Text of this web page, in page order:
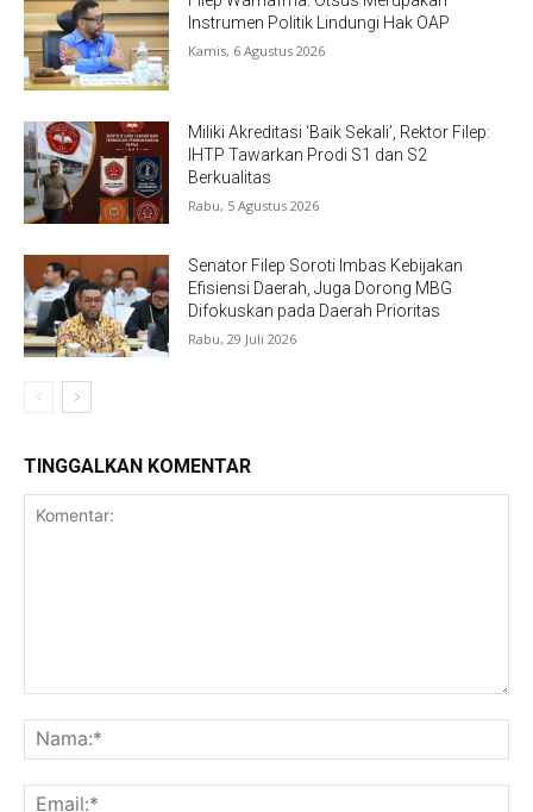
Instrumen Politik Lindungi Hak OAP
Kamis, 6 Agustus 2026
Miliki Akreditasi ‘Baik Sekali’, Rektor Filep:
IHTP Tawarkan Prodi S1 dan S2
Berkualitas
Rabu, 5 Agustus 2026
Senator Filep Soroti Imbas Kebijakan
Efisiensi Daerah, Juga Dorong MBG
Difokuskan pada Daerah Prioritas
Rabu, 29 Juli 2026
TINGGALKAN KOMENTAR